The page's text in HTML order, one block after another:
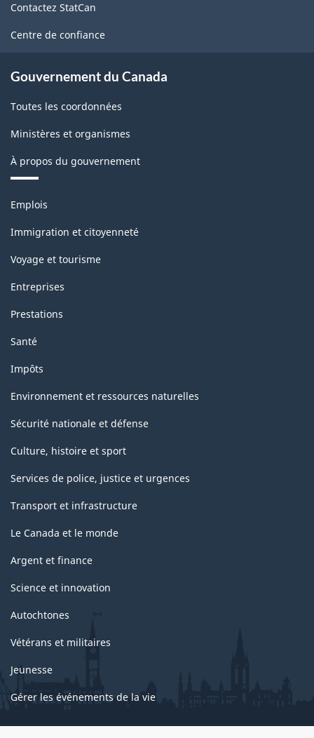
ce
site
Contactez StatCan
Centre de confiance
Gouvernement du Canada
Toutes les coordonnées
Ministères et organismes
À propos du gouvernement
Thèmes
sujets
Emplois
Immigration et citoyenneté
Voyage et tourisme
Entreprises
Prestations
Santé
Impôts
Environnement et ressources naturelles
Sécurité nationale et défense
Culture, histoire et sport
Services de police, justice et urgences
Transport et infrastructure
Le Canada et le monde
Argent et finance
Science et innovation
Autochtones
Vétérans et militaires
Jeunesse
Gérer les événements de la vie